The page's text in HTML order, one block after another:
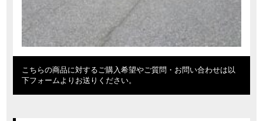
こちらの商品に対するご購入希望やご質問・お問い合わせは以
下フォームよりお送りください。